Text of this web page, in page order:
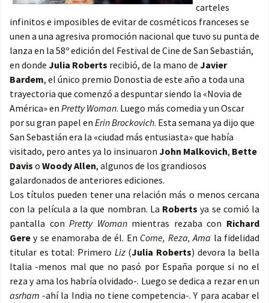
carteles
infinitos e imposibles de evitar de cosméticos franceses se
unen a una agresiva promoción nacional que tuvo su punta de
lanza en la 58º edición del Festival de Cine de San Sebastián,
en donde Julia Roberts recibió, de la mano de Javier
Bardem, el único premio Donostia de este año a toda una
trayectoria que comenzó a despuntar siendo la «Novia de
América» en Pretty Woman. Luego más comedia y un Oscar
por su gran papel en Erin Brockovich. Esta semana ya dijo que
San Sebastián era la «ciudad más entusiasta» que había
visitado, pero antes ya lo insinuaron John Malkovich, Bette
Davis o Woody Allen, algunos de los grandiosos
galardonados de anteriores ediciones.
Los títulos pueden tener una relación más o menos cercana
con la película a la que nombran. La Roberts ya se comió la
pantalla conPretty Womanmientras rezaba con Richard
Gere y se enamoraba de él. En Come, Reza, Ama la fidelidad
titular es total: Primero Liz(Julia Roberts) devora la bella
Italia -menos mal que no pasó por España porque si no el
reza y ama los habría olvidado-. Luego se dedica a rezar en un
asrham -ahí la India no tiene competencia-. Y para acabar el